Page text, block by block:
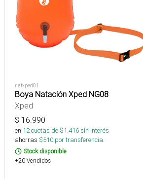
natxped01
Boya Natación Xped NG08
Xped
$ 16.990
en 12cuotas de $1.416sin interés
ahorras $510 por transferencia.
Stock disponible
+20 Vendidos